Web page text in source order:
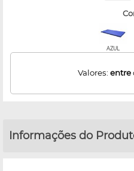
AZUL
Valores: entre
Informações do